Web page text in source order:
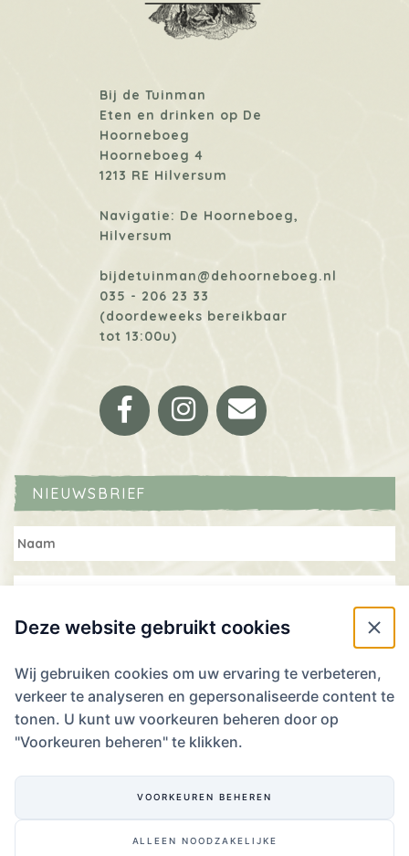
Bij de Tuinman
Eten en drinken op De
Hoorneboeg
Hoorneboeg 4
1213 RE Hilversum
Navigatie: De Hoorneboeg,
Hilversum
bijdetuinman@dehoorneboeg.nl
035 - 206 23 33
(doordeweeks bereikbaar
tot 13:00u)
Facebook
Instagram
Email
NIEUWSBRIEF
WIL JE RESERVEREN? WE ZIEN JE GRAAG!
RESERVEREN
Website ontwikkeling door Eenvoud,ontwerp door Zender
Deze website gebruikt cookies
Wij gebruiken cookies om uw ervaring te verbeteren,
verkeer te analyseren en gepersonaliseerde content te
tonen. U kunt uw voorkeuren beheren door op
"Voorkeuren beheren" te klikken.
VOORKEUREN BEHEREN
ALLEEN NOODZAKELIJKE